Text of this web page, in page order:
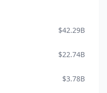
$42.29B
$22.74B
$3.78B